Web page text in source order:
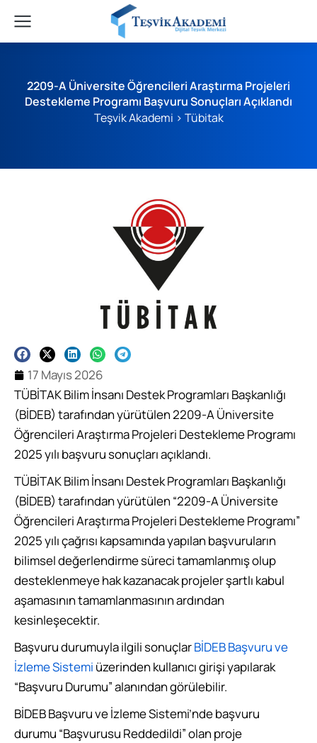
2209-A Üniversite Öğrencileri Araştırma Projeleri
Destekleme Programı Başvuru Sonuçları Açıklandı
Teşvik Akademi > Tübitak
17 Mayıs 2026
TÜBİTAK Bilim İnsanı Destek Programları Başkanlığı
(BİDEB) tarafından yürütülen 2209-A Üniversite
Öğrencileri Araştırma Projeleri Destekleme Programı
2025 yılı başvuru sonuçları açıklandı.
TÜBİTAK Bilim İnsanı Destek Programları Başkanlığı
(BİDEB) tarafından yürütülen “2209-A Üniversite
Öğrencileri Araştırma Projeleri Destekleme Programı”
2025 yılı çağrısı kapsamında yapılan başvuruların
bilimsel değerlendirme süreci tamamlanmış olup
desteklenmeye hak kazanacak projeler şartlı kabul
aşamasının tamamlanmasının ardından
kesinleşecektir.
Başvuru durumuyla ilgili sonuçlarBİDEB Başvuru ve
İzleme Sistemi üzerinden kullanıcı girişi yapılarak
“Başvuru Durumu” alanından görülebilir.
BİDEB Başvuru ve İzleme Sistemi’nde başvuru
durumu “Başvurusu Reddedildi” olan proje